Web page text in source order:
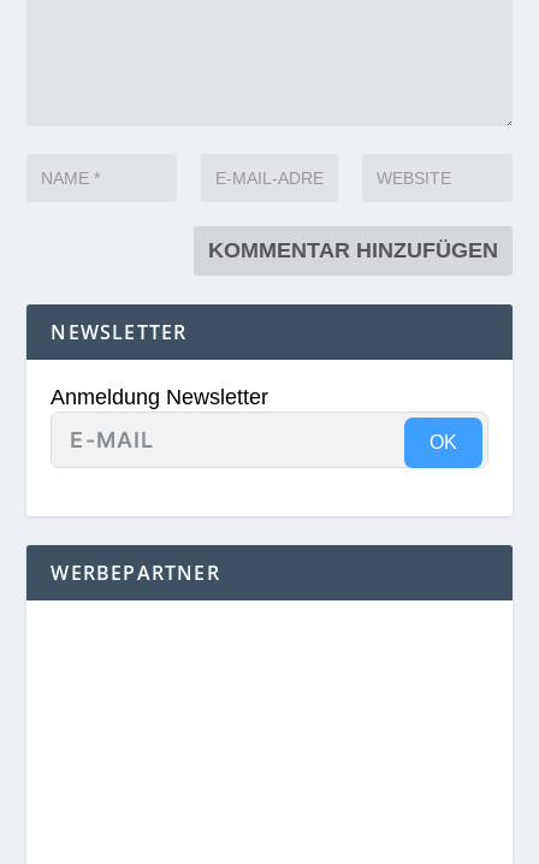
NEWSLETTER
Anmeldung Newsletter
OK
WERBEPARTNER